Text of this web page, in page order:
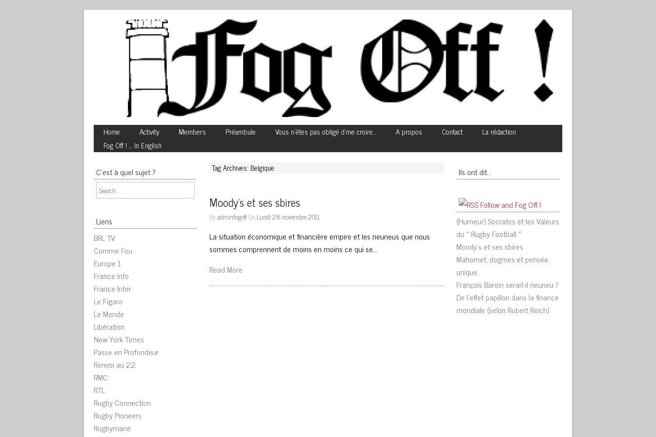
Home Activity Members Préambule Vous n’êtes pas obligé d’me croire… A propos Contact
La rédaction
Fog Off ! … In English
C’est à quel sujet ?
Liens
BRL TV
Comme Fou
Europe 1
France Info
France Inter
Le Figaro
Le Monde
Libération
New York Times
Passe en Profondeur
Renvoi au 22
RMC
RTL
Rugby Connection
Rugby Pioneers
Rugbymane
Tag Archives: Belgique
Moody’s et ses sbires
ByadminfogoffOn Lundi 28 novembre 2011
La situation économique et financière empire et les neuneus que nous
sommes comprennent de moins en moins ce qui se…
Read More
Ils ont dit…
Follow and Fog Off !
(Humeur) Socrates et les Valeurs
du « Rugby Football »
Moody’s et ses sbires
Mahomet, dogmes et pensée
unique
François Baroin serait-il neuneu ?
De l’effet papillon dans la finance
mondiale (selon Robert Reich)